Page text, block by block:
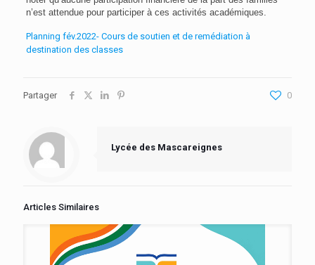
n’est attendue pour participer à ces activités académiques.
Planning fév.2022- Cours de soutien et de remédiation à
destination des classes
Partager 0
Lycée des Mascareignes
Articles Similaires